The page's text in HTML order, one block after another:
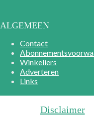
ALGEMEEN
Contact
Winkeliers
Adverteren
Links
Disclaimer